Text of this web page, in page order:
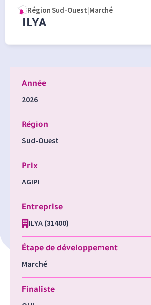
Région Sud-Ouest|Marché
ILYA
Année
2026
Région
Sud-Ouest
Prix
AGIPI
Entreprise
ILYA (31400)
Étape de développement
Marché
Finaliste